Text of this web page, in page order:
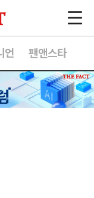
언 팬앤스타